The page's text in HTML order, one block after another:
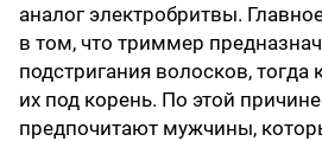
аналог электробритвы.
в том, что триммер
подстригания волосков, тогда
их под корень. По этой
предпочитают мужчины,